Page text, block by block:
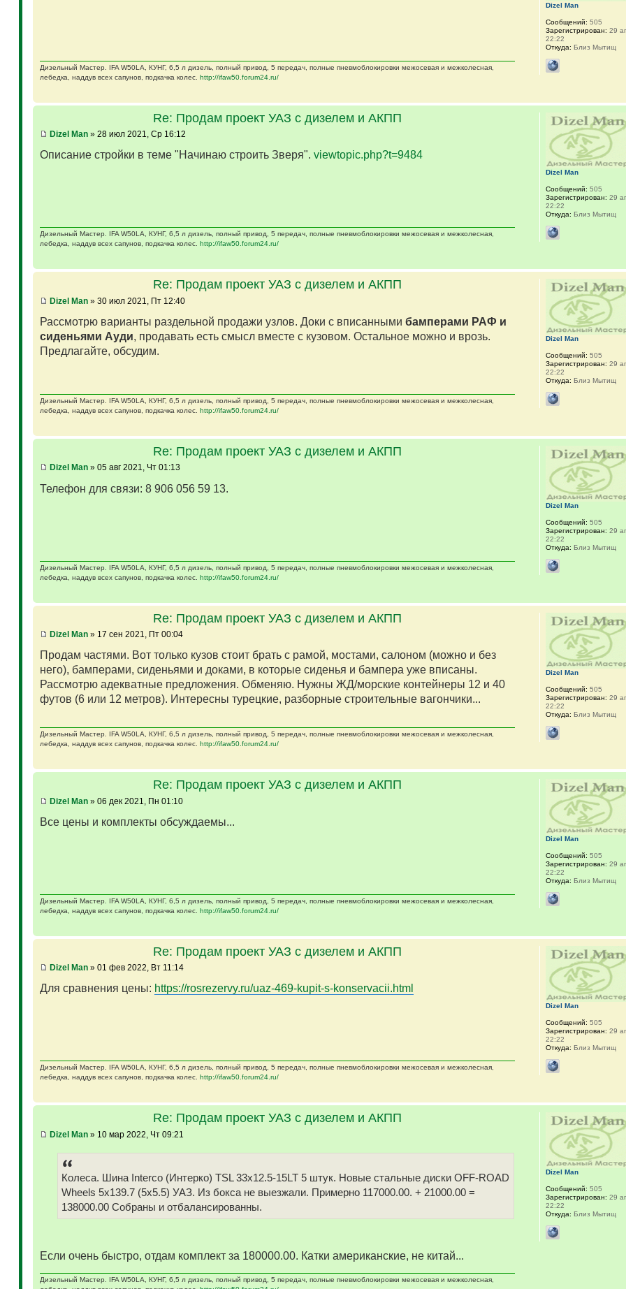
Дизельный Мастер. IFA W50LA, КУНГ, 6,5 л дизель, полный привод, 5 передач, полные пневмоблокировки межосевая и межколесная,
лебедка, наддув всех сапунов, подкачка колес. http://ifaw50.forum24.ru/
Dizel Man
Сообщений: 505
Зарегистрирован: 29
22:22
Откуда: Близ Мытищ
Re: Продам проект УАЗ с дизелем и АКПП
Dizel Man» 28 июл 2021, Ср 16:12
Описание стройки в теме "Начинаю строить Зверя". viewtopic.php?t=9484
Дизельный Мастер. IFA W50LA, КУНГ, 6,5 л дизель, полный привод, 5 передач, полные пневмоблокировки межосевая и межколесная,
лебедка, наддув всех сапунов, подкачка колес. http://ifaw50.forum24.ru/
Dizel Man
Сообщений: 505
Зарегистрирован: 29
22:22
Откуда: Близ Мытищ
Re: Продам проект УАЗ с дизелем и АКПП
Dizel Man» 30 июл 2021, Пт 12:40
Рассмотрю варианты раздельной продажи узлов. Доки с вписанными бамперами РАФ и
сиденьями Ауди, продавать есть смысл вместе с кузовом. Остальное можно и врозь.
Предлагайте, обсудим.
Дизельный Мастер. IFA W50LA, КУНГ, 6,5 л дизель, полный привод, 5 передач, полные пневмоблокировки межосевая и межколесная,
лебедка, наддув всех сапунов, подкачка колес. http://ifaw50.forum24.ru/
Dizel Man
Сообщений: 505
Зарегистрирован: 29
22:22
Откуда: Близ Мытищ
Re: Продам проект УАЗ с дизелем и АКПП
Dizel Man» 05 авг 2021, Чт 01:13
Телефон для связи: 8 906 056 59 13.
Дизельный Мастер. IFA W50LA, КУНГ, 6,5 л дизель, полный привод, 5 передач, полные пневмоблокировки межосевая и межколесная,
лебедка, наддув всех сапунов, подкачка колес. http://ifaw50.forum24.ru/
Dizel Man
Сообщений: 505
Зарегистрирован: 29
22:22
Откуда: Близ Мытищ
Re: Продам проект УАЗ с дизелем и АКПП
Dizel Man» 17 сен 2021, Пт 00:04
Продам частями. Вот только кузов стоит брать с рамой, мостами, салоном (можно и без
него), бамперами, сиденьями и доками, в которые сиденья и бампера уже вписаны.
Рассмотрю адекватные предложения. Обменяю. Нужны ЖД/морские контейнеры 12 и 40
футов (6 или 12 метров). Интересны турецкие, разборные строительные вагончики...
Дизельный Мастер. IFA W50LA, КУНГ, 6,5 л дизель, полный привод, 5 передач, полные пневмоблокировки межосевая и межколесная,
лебедка, наддув всех сапунов, подкачка колес. http://ifaw50.forum24.ru/
Dizel Man
Сообщений: 505
Зарегистрирован: 29
22:22
Откуда: Близ Мытищ
Re: Продам проект УАЗ с дизелем и АКПП
Dizel Man» 06 дек 2021, Пн 01:10
Все цены и комплекты обсуждаемы...
Дизельный Мастер. IFA W50LA, КУНГ, 6,5 л дизель, полный привод, 5 передач, полные пневмоблокировки межосевая и межколесная,
лебедка, наддув всех сапунов, подкачка колес. http://ifaw50.forum24.ru/
Dizel Man
Сообщений: 505
Зарегистрирован: 29
22:22
Откуда: Близ Мытищ
Re: Продам проект УАЗ с дизелем и АКПП
Dizel Man» 01 фев 2022, Вт 11:14
Для сравнения цены: https://rosrezervy.ru/uaz-469-kupit-s-konservacii.html
Дизельный Мастер. IFA W50LA, КУНГ, 6,5 л дизель, полный привод, 5 передач, полные пневмоблокировки межосевая и межколесная,
лебедка, наддув всех сапунов, подкачка колес. http://ifaw50.forum24.ru/
Dizel Man
Сообщений: 505
Зарегистрирован: 29
22:22
Откуда: Близ Мытищ
Re: Продам проект УАЗ с дизелем и АКПП
Dizel Man» 10 мар 2022, Чт 09:21
Колеса. Шина Interco (Интерко) TSL 33x12.5-15LT 5 штук. Новые стальные диски OFF-ROAD
Wheels 5x139.7 (5x5.5) УАЗ. Из бокса не выезжали. Примерно 117000.00. + 21000.00 =
138000.00 Собраны и отбалансированны.
Если очень быстро, отдам комплект за 180000.00. Катки американские, не китай...
Дизельный Мастер. IFA W50LA, КУНГ, 6,5 л дизель, полный привод, 5 передач, полные пневмоблокировки межосевая и межколесная,
Dizel Man
Сообщений: 505
Зарегистрирован: 29
22:22
Откуда: Близ Мытищ